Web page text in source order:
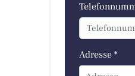
Adresse *